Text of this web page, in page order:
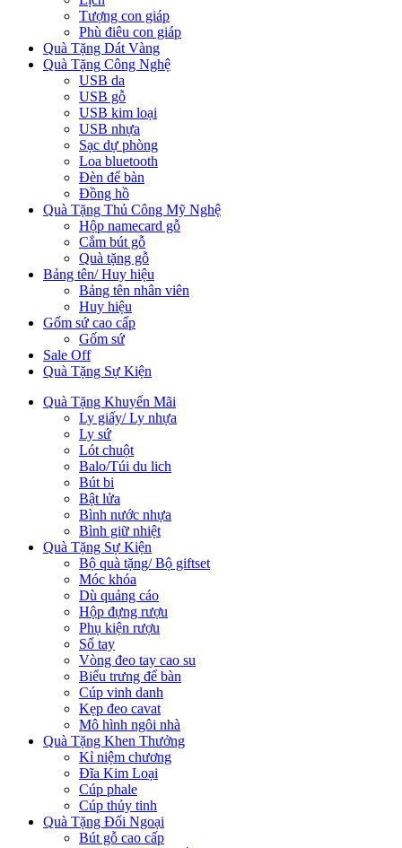
Tượng con giáp
Phù điêu con giáp
Quà Tặng Dát Vàng
Quà Tặng Công Nghệ
USB da
USB gỗ
USB kim loại
USB nhựa
Sạc dự phòng
Loa bluetooth
Đèn để bàn
Đồng hồ
Quà Tặng Thủ Công Mỹ Nghệ
Hộp namecard gỗ
Cắm bút gỗ
Quà tặng gỗ
Bảng tên/ Huy hiệu
Bảng tên nhân viên
Huy hiệu
Gốm sứ cao cấp
Gốm sứ
Sale Off
Quà Tặng Sự Kiện
Quà Tặng Khuyến Mãi
Ly giấy/ Ly nhựa
Ly sứ
Lót chuột
Balo/Túi du lich
Bút bi
Bật lửa
Bình nước nhựa
Bình giữ nhiệt
Quà Tặng Sự Kiện
Bộ quà tặng/ Bộ giftset
Móc khóa
Dù quảng cáo
Hộp đựng rượu
Phụ kiện rượu
Sổ tay
Vòng đeo tay cao su
Biểu trưng để bàn
Cúp vinh danh
Kẹp đeo cavat
Mô hình ngôi nhà
Quà Tặng Khen Thưởng
Kỉ niệm chương
Đĩa Kim Loại
Cúp phale
Cúp thủy tinh
Quà Tặng Đối Ngoại
Bút gỗ cao cấp